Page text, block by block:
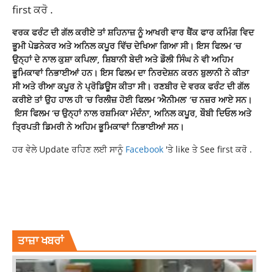
first ਕਰੋ .
ਵਰਕ ਫਰੰਟ ਦੀ ਗੱਲ ਕਰੀਏ ਤਾਂ ਸ਼ਹਿਨਾਜ਼ ਨੂੰ ਆਖਰੀ ਵਾਰ ਥੈਂਕ ਫਾਰ ਕਮਿੰਗ ਵਿਦ
ਭੂਮੀ ਪੇਡਨੇਕਰ ਅਤੇ ਅਨਿਲ ਕਪੂਰ ਵਿੱਚ ਦੇਖਿਆ ਗਿਆ ਸੀ। ਇਸ ਫਿਲਮ ‘ਚ
ਉਨ੍ਹਾਂ ਦੇ ਨਾਲ ਕੁਸ਼ਾ ਕਪਿਲਾ, ਸ਼ਿਬਾਨੀ ਬੇਦੀ ਅਤੇ ਡੌਲੀ ਸਿੰਘ ਨੇ ਵੀ ਅਹਿਮ
ਭੂਮਿਕਾਵਾਂ ਨਿਭਾਈਆਂ ਹਨ। ਇਸ ਫਿਲਮ ਦਾ ਨਿਰਦੇਸ਼ਨ ਕਰਨ ਬੁਲਾਨੀ ਨੇ ਕੀਤਾ
ਸੀ ਅਤੇ ਰੀਆ ਕਪੂਰ ਨੇ ਪ੍ਰੋਡਿਊਸ ਕੀਤਾ ਸੀ। ਰਣਬੀਰ ਦੇ ਵਰਕ ਫਰੰਟ ਦੀ ਗੱਲ
ਕਰੀਏ ਤਾਂ ਉਹ ਹਾਲ ਹੀ ‘ਚ ਰਿਲੀਜ਼ ਹੋਈ ਫਿਲਮ ‘ਐਨੀਮਲ’ ‘ਚ ਨਜ਼ਰ ਆਏ ਸਨ।
ਇਸ ਫਿਲਮ ‘ਚ ਉਨ੍ਹਾਂ ਨਾਲ ਰਸ਼ਮਿਕਾ ਮੰਦੰਨਾ, ਅਨਿਲ ਕਪੂਰ, ਬੌਬੀ ਦਿਓਲ ਅਤੇ
ਤ੍ਰਿਪਤੀ ਡਿਮਰੀ ਨੇ ਅਹਿਮ ਭੂਮਿਕਾਵਾਂ ਨਿਭਾਈਆਂ ਸਨ।
ਹਰ ਵੇਲੇ Update ਰਹਿਣ ਲਈ ਸਾਨੂੰ Facebook 'ਤੇ like ਤੇ See first ਕਰੋ .
ਤਾਜ਼ਾ ਖਬਰਾਂ